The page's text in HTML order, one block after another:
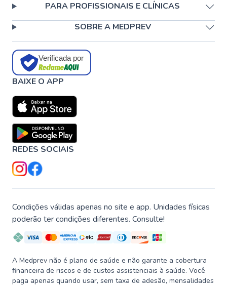
PARA PROFISSIONAIS E CLÍNICAS
SOBRE A MEDPREV
Verificada por
BAIXE O APP
REDES SOCIAIS
Condições válidas apenas no site e app. Unidades físicas
poderão ter condições diferentes. Consulte!
A Medprev não é plano de saúde e não garante a cobertura
financeira de riscos e de custos assistenciais à saúde. Você
paga apenas quando usar, sem taxa de adesão, mensalidades